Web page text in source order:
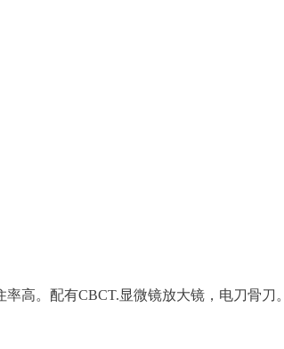
高。配有CBCT.显微镜放大镜，电刀骨刀。